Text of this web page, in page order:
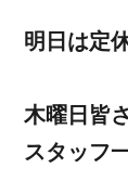
明日は定
木曜日皆
スタッフ